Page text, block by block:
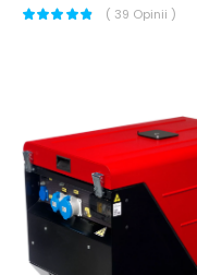
( 39 Opinii )